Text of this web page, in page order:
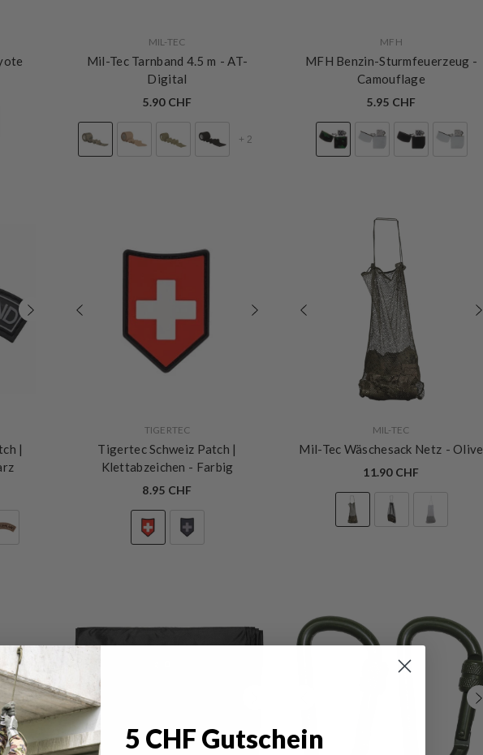
MIL-TEC
Mil-Tec Tarnband 4.5 m - AT-
Digital
5.90 CHF
+ 2
MFH
MFH Benzin-Sturmfeuerzeug -
Camouflage
5.95 CHF
|
TIGERTEC
Tigertec Schweiz Patch |
Klettabzeichen - Farbig
8.95 CHF
MIL-TEC
Mil-Tec Wäschesack Netz - Olive
11.90 CHF
5 CHF Gutschein